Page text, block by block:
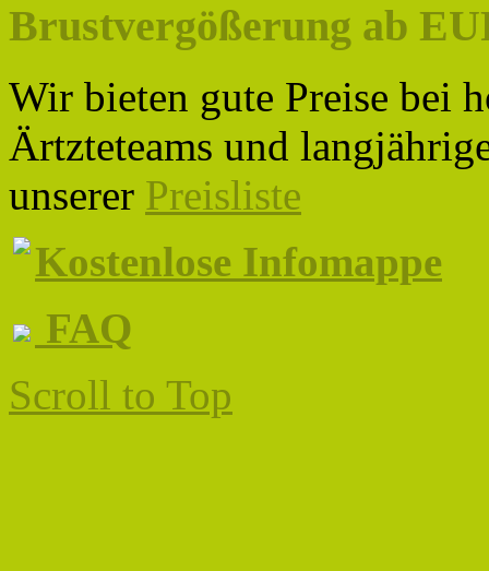
Brustvergößerung ab
Wir bieten gute Preise bei
Ärtzteteams und
unserer Preisliste
Kostenlose Infomappe
FAQ
Scroll to Top